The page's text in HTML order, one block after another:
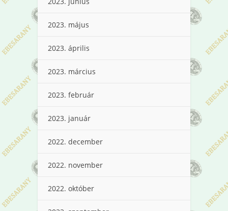
2023. május
2023. április
2023. március
2023. február
2023. január
2022. december
2022. november
2022. október